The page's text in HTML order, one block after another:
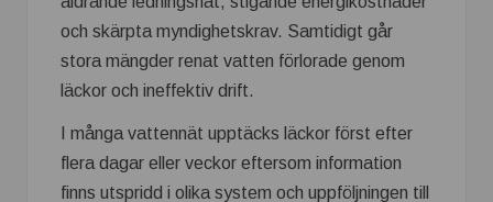
och skärpta myndighetskrav. Samtidigt går
stora mängder renat vatten förlorade genom
läckor och ineffektiv drift.
I många vattennät upptäcks läckor först efter
flera dagar eller veckor eftersom information
finns utspridd i olika system och uppföljningen till